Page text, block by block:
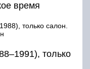
время
только салон.
только